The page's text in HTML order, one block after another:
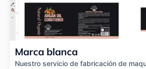
Marca blanca
Nuestro servicio de fabricación de